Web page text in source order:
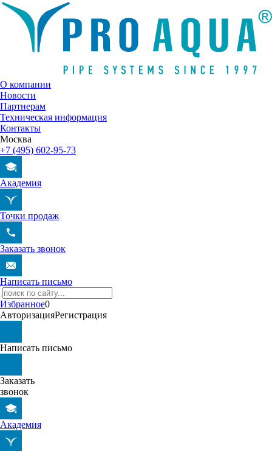
О компании
Новости
Партнерам
Техническая информация
Контакты
Москва
+7 (495) 602-95-73
Академия
Точки продаж
Заказать звонок
Написать письмо
Избранное0
АвторизацияРегистрация
Написать письмо
Заказать
звонок
Академия